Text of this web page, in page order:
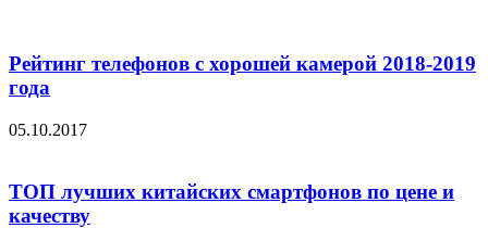
Рейтинг телефонов с хорошей камерой 2018-2019
года
05.10.2017
ТОП лучших китайских смартфонов по цене и
качеству